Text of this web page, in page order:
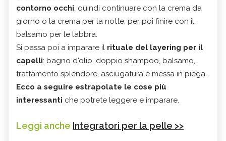
contorno occhi, quindi continuare con la crema da
giorno o la crema per la notte, per poi finire con il
balsamo per le labbra.
Si passa poi a imparare il rituale del layering per il
capelli: bagno d'olio, doppio shampoo, balsamo,
trattamento splendore, asciugatura e messa in piega.
Ecco a seguire estrapolate le cose più
interessanti che potrete leggere e imparare.
Leggi anche Integratori per la pelle >>